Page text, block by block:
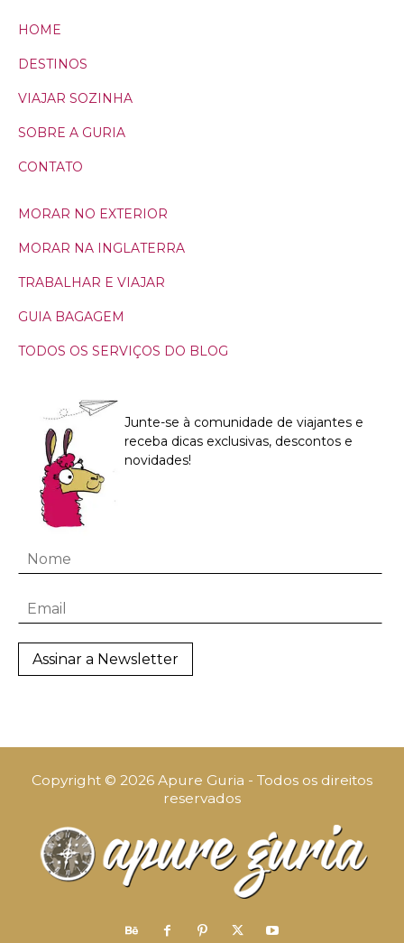
HOME
DESTINOS
VIAJAR SOZINHA
SOBRE A GURIA
CONTATO
MORAR NO EXTERIOR
MORAR NA INGLATERRA
TRABALHAR E VIAJAR
GUIA BAGAGEM
TODOS OS SERVIÇOS DO BLOG
Junte-se à comunidade de viajantes e
receba dicas exclusivas, descontos e
novidades!
Copyright © 2026 Apure Guria - Todos os direitos
reservados